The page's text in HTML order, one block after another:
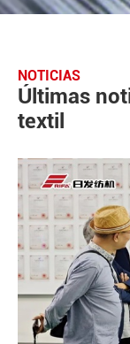
NOTICIAS
Últimas
textil